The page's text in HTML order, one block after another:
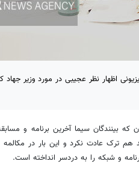
اظهار نظر عجیبی در مورد وزیر
که بینندگان سیما آخرین برنامه و
ترک عادت نکرد و این بار در مکالمه
و شبکه را به دردسر انداخته است.